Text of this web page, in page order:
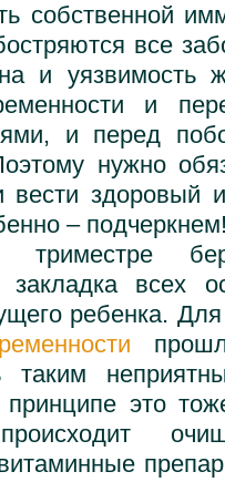
собственной
все
и уязвимость
и
и перед
нужно
вести здоровый
–
закладка всех
ребенка.
таким
принципе это